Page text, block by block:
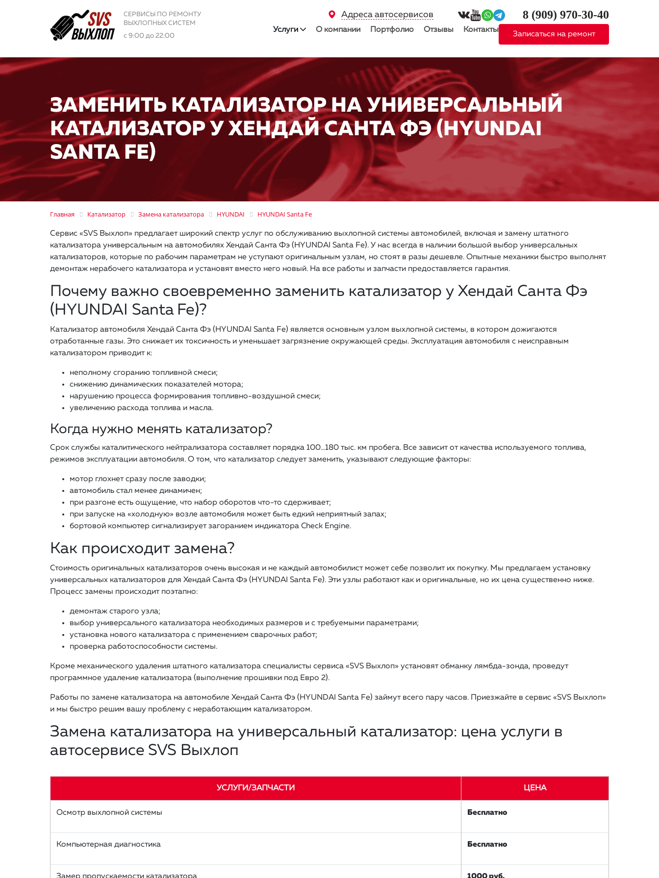
СЕРВИСЫ ПО РЕМОНТУ
ВЫХЛОПНЫХ СИСТЕМ
с 9:00 до 22:00
Адреса автосервисов 8 (909) 970-30-40
Услуги О компании Портфолио Отзывы Контакты
Записаться на ремонт
ЗАМЕНИТЬ КАТАЛИЗАТОР НА УНИВЕРСАЛЬНЫЙ
КАТАЛИЗАТОР У ХЕНДАЙ САНТА ФЭ (HYUNDAI
SANTA FE)
Главная Катализатор Замена катализатора HYUNDAI HYUNDAI Santa Fe
Сервис «SVS Выхлоп» предлагает широкий спектр услуг по обслуживанию выхлопной системы автомобилей, включая и замену штатного
катализатора универсальным на автомобилях Хендай Санта Фэ (HYUNDAI Santa Fe). У нас всегда в наличии большой выбор универсальных
катализаторов, которые по рабочим параметрам не уступают оригинальным узлам, но стоят в разы дешевле. Опытные механики быстро выполнят
демонтаж нерабочего катализатора и установят вместо него новый. На все работы и запчасти предоставляется гарантия.
Почему важно своевременно заменить катализатор у Хендай Санта Фэ
(HYUNDAI Santa Fe)?
Катализатор автомобиля Хендай Санта Фэ (HYUNDAI Santa Fe) является основным узлом выхлопной системы, в котором дожигаются
отработанные газы. Это снижает их токсичность и уменьшает загрязнение окружающей среды. Эксплуатация автомобиля с неисправным
катализатором приводит к:
неполному сгоранию топливной смеси;
снижению динамических показателей мотора;
нарушению процесса формирования топливно-воздушной смеси;
увеличению расхода топлива и масла.
Когда нужно менять катализатор?
Срок службы каталитического нейтрализатора составляет порядка 100…180 тыс. км пробега. Все зависит от качества используемого топлива,
режимов эксплуатации автомобиля. О том, что катализатор следует заменить, указывают следующие факторы:
мотор глохнет сразу после заводки;
автомобиль стал менее динамичен;
при разгоне есть ощущение, что набор оборотов что-то сдерживает;
при запуске на «холодную» возле автомобиля может быть едкий неприятный запах;
бортовой компьютер сигнализирует загоранием индикатора Check Engine.
Как происходит замена?
Стоимость оригинальных катализаторов очень высокая и не каждый автомобилист может себе позволит их покупку. Мы предлагаем установку
универсальных катализаторов для Хендай Санта Фэ (HYUNDAI Santa Fe). Эти узлы работают как и оригинальные, но их цена существенно ниже.
Процесс замены происходит поэтапно:
демонтаж старого узла;
выбор универсального катализатора необходимых размеров и с требуемыми параметрами;
установка нового катализатора с применением сварочных работ;
проверка работоспособности системы.
Кроме механического удаления штатного катализатора специалисты сервиса «SVS Выхлоп» установят обманку лямбда-зонда, проведут
программное удаление катализатора (выполнение прошивки под Евро 2).
Работы по замене катализатора на автомобиле Хендай Санта Фэ (HYUNDAI Santa Fe) займут всего пару часов. Приезжайте в сервис «SVS Выхлоп»
и мы быстро решим вашу проблему с неработающим катализатором.
Замена катализатора на универсальный катализатор: цена услуги в
автосервисе SVS Выхлоп
УСЛУГИ/ЗАПЧАСТИ ЦЕНА
Осмотр выхлопной системы Бесплатно
Компьютерная диагностика Бесплатно